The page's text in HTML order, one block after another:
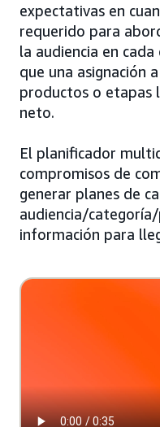
expectativas en
requerido para
la audiencia en
que una asignación
productos o etapas
neto.
El planificador
compromisos de
generar planes de
audiencia/
información para